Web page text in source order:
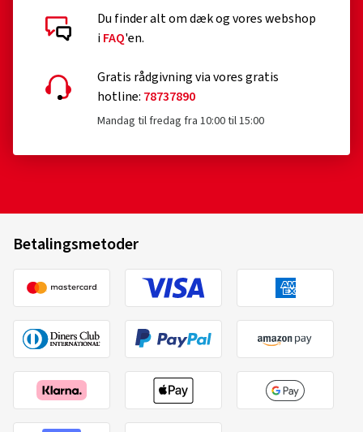
Du finder alt om dæk og vores webshop
iFAQ'en.
Gratis rådgivning via vores gratis
hotline: 78737890
Mandag til fredag fra 10:00 til 15:00
Betalingsmetoder